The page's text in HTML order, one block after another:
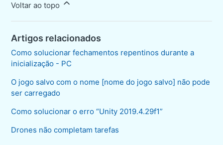
Voltar ao topo
Artigos relacionados
Como solucionar fechamentos repentinos durante a
inicialização - PC
O jogo salvo com o nome [nome do jogo salvo] não pode
ser carregado
Como solucionar o erro “Unity 2019.4.29f1”
Drones não completam tarefas